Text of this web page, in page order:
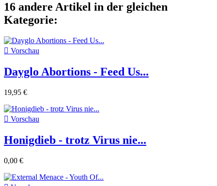
16 andere Artikel in der gleichen
Kategorie:
 Vorschau
Dayglo Abortions - Feed Us...
19,95 €
 Vorschau
Honigdieb - trotz Virus nie...
0,00 €